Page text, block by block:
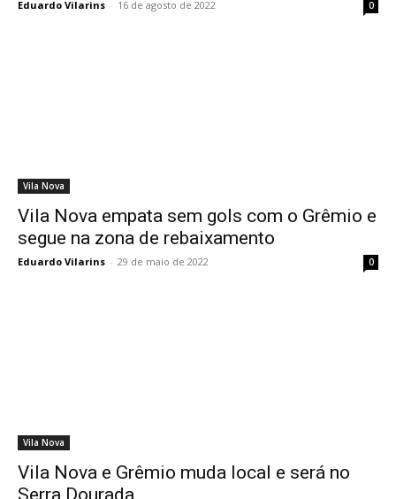
Eduardo Vilarins - 16 de agosto de 2022 0
Vila Nova
Vila Nova empata sem gols com o Grêmio e
segue na zona de rebaixamento
Eduardo Vilarins - 29 de maio de 2022 0
Vila Nova
Vila Nova e Grêmio muda local e será no
Serra Dourada